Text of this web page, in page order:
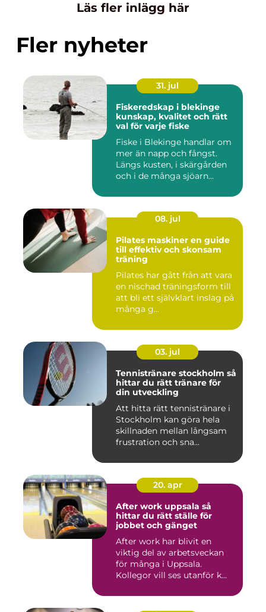
Läs fler inlägg här
Fler nyheter
31. jul
Fiskeredskap i blekinge
kunskap, kvalitet och rätt
val för varje fiske
Fiske i Blekinge handlar om
mer än napp och fångst.
Längs kusten, i skärgården
och i de många sjöarn...
08. jul
Pilates maskiner en guide
till effektiv och skonsam
träning
Pilates har gått från att vara
en nischad träningsform till
att bli ett självklart inslag på
många g...
03. jul
Tennistränare stockholm så
hittar du rätt tränare för
din utveckling
Att hitta rätt tennistränare i
Stockholm kan göra hela
skillnaden mellan långsam
frustration och sna...
20. apr
After work uppsala så
hittar du rätt ställe för
jobbet och gänget
After work har blivit en
viktig del av arbetsveckan
för många i Uppsala.
Kollegor vill ses utanför k...